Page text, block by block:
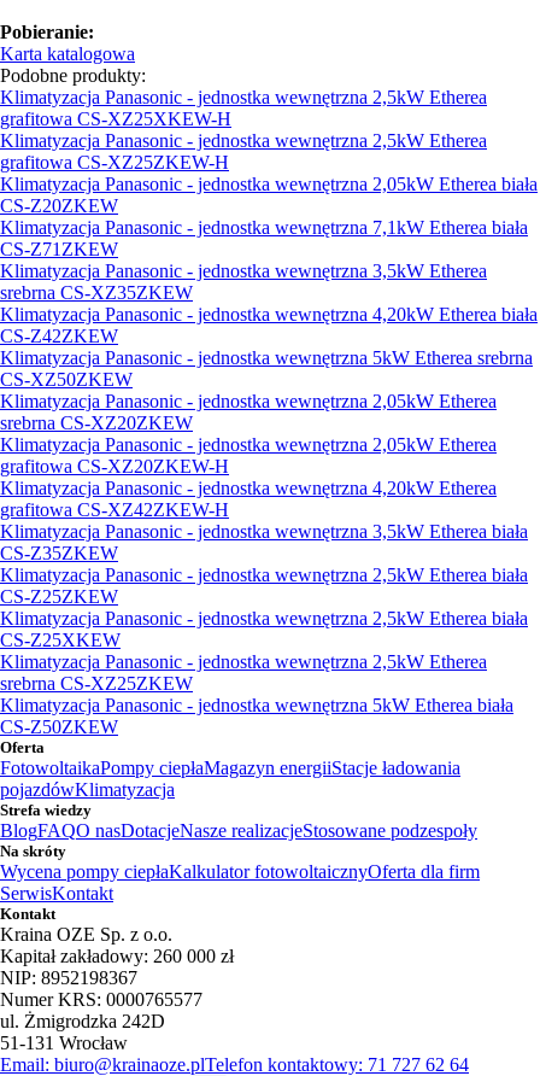
Pobieranie:
Karta katalogowa
Podobne produkty:
Klimatyzacja Panasonic - jednostka wewnętrzna 2,5kW Etherea
grafitowa CS-XZ25XKEW-H
Klimatyzacja Panasonic - jednostka wewnętrzna 2,5kW Etherea
grafitowa CS-XZ25ZKEW-H
Klimatyzacja Panasonic - jednostka wewnętrzna 2,05kW Etherea biała
CS-Z20ZKEW
Klimatyzacja Panasonic - jednostka wewnętrzna 7,1kW Etherea biała
CS-Z71ZKEW
Klimatyzacja Panasonic - jednostka wewnętrzna 3,5kW Etherea
srebrna CS-XZ35ZKEW
Klimatyzacja Panasonic - jednostka wewnętrzna 4,20kW Etherea biała
CS-Z42ZKEW
Klimatyzacja Panasonic - jednostka wewnętrzna 5kW Etherea srebrna
CS-XZ50ZKEW
Klimatyzacja Panasonic - jednostka wewnętrzna 2,05kW Etherea
srebrna CS-XZ20ZKEW
Klimatyzacja Panasonic - jednostka wewnętrzna 2,05kW Etherea
grafitowa CS-XZ20ZKEW-H
Klimatyzacja Panasonic - jednostka wewnętrzna 4,20kW Etherea
grafitowa CS-XZ42ZKEW-H
Klimatyzacja Panasonic - jednostka wewnętrzna 3,5kW Etherea biała
CS-Z35ZKEW
Klimatyzacja Panasonic - jednostka wewnętrzna 2,5kW Etherea biała
CS-Z25ZKEW
Klimatyzacja Panasonic - jednostka wewnętrzna 2,5kW Etherea biała
CS-Z25XKEW
Klimatyzacja Panasonic - jednostka wewnętrzna 2,5kW Etherea
srebrna CS-XZ25ZKEW
Klimatyzacja Panasonic - jednostka wewnętrzna 5kW Etherea biała
CS-Z50ZKEW
Oferta
FotowoltaikaPompy ciepłaMagazyn energiiStacje ładowania
pojazdówKlimatyzacja
Strefa wiedzy
BlogFAQO nasDotacjeNasze realizacjeStosowane podzespoły
Na skróty
Wycena pompy ciepłaKalkulator fotowoltaicznyOferta dla firm
SerwisKontakt
Kontakt
Kraina OZE Sp. z o.o.
Kapitał zakładowy: 260 000 zł
NIP: 8952198367
Numer KRS: 0000765577
ul. Żmigrodzka 242D
51-131 Wrocław
Email: biuro@krainaoze.plTelefon kontaktowy: 71 727 62 64